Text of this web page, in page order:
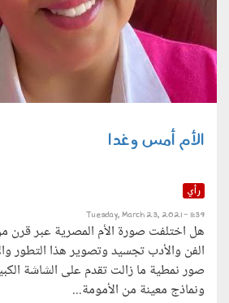
الأم أمس وغدا
رأي
Tuesday, March 23, 2021 - 11:39
هل اختلفت صورة الأم المصرية عبر قرن
الفن والأدب تجسيد وتصوير هذا التطور
صور نمطية ما زالت تقدم على الشاشة
ونماذج معينة من الأمومة...